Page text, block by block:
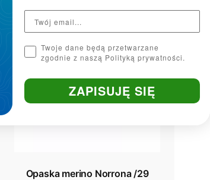
Opaska merino Norrona /29
Twoje dane będą przetwarzane
zgodnie z naszą Polityką prywatności.
ZAPISUJĘ SIĘ